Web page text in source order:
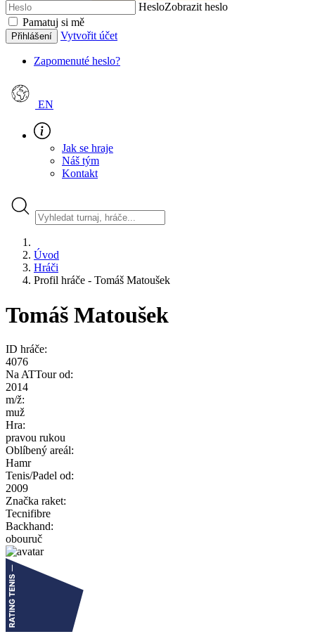
HesloZobrazit heslo
Pamatuj si mě
Přihlášení Vytvořit účet
Zapomenuté heslo?
EN
Jak se hraje
Náš tým
Kontakt
Úvod
Hráči
Profil hráče - Tomáš Matoušek
Tomáš Matoušek
ID hráče:
4076
Na ATTour od:
2014
m/ž:
muž
Hra:
pravou rukou
Oblíbený areál:
Hamr
Tenis/Padel od:
2009
Značka raket:
Tecnifibre
Backhand:
obouruč